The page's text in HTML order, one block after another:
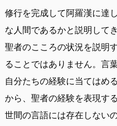
修行を完成して阿羅漢に達
な人間であるかと説明して
聖者のこころの状況を説明
ることではありません。言
自分たちの経験に当てはめ
から、聖者の経験を表現す
世間の言語には存在しない